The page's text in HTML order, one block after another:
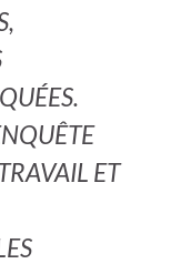
ET